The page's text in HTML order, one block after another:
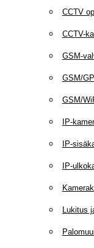
CCTV
CCTV-
GSM-
GSM/
GSM/
IP-
IP-
IP-
Lukitus